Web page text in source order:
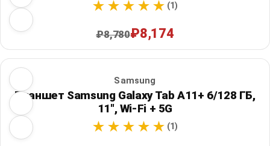
(1)
₽8,780₽8,174
Samsung
Планшет Samsung Galaxy Tab A11+ 6/128 ГБ,
11", Wi‑Fi + 5G
(1)